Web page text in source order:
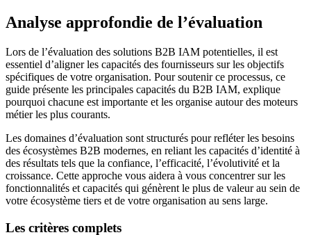
Analyse approfondie de l’évaluation
Lors de l’évaluation des solutions B2B IAM potentielles, il est
essentiel d’aligner les capacités des fournisseurs sur les objectifs
spécifiques de votre organisation. Pour soutenir ce processus, ce
guide présente les principales capacités du B2B IAM, explique
pourquoi chacune est importante et les organise autour des moteurs
métier les plus courants.
Les domaines d’évaluation sont structurés pour refléter les besoins
des écosystèmes B2B modernes, en reliant les capacités d’identité à
des résultats tels que la confiance, l’efficacité, l’évolutivité et la
croissance. Cette approche vous aidera à vous concentrer sur les
fonctionnalités et capacités qui génèrent le plus de valeur au sein de
votre écosystème tiers et de votre organisation au sens large.
Les critères complets